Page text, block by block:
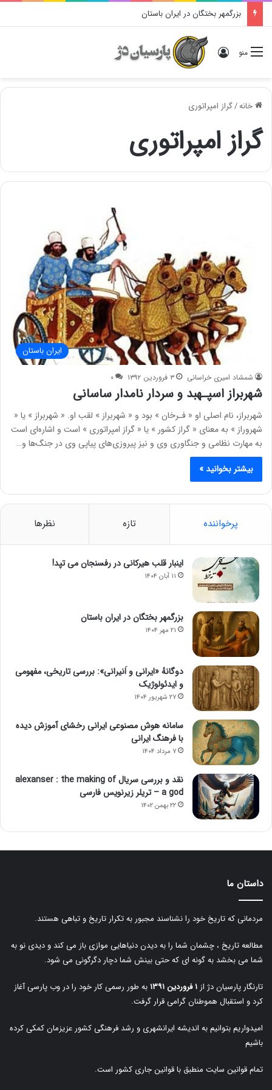
بزرگمهر بختگان در ایران باستان
منو ورود
خانه/گراز امپراتوری
گراز امپراتوری
ایران باستان
شمشاد امیری خراسانی ۳ فروردین ۱۳۹۲ ۰
شهربراز اسپـهبد و سردار نامدار ساسانی
شهربراز، نام اصلی او « فـرخان » بود و « شهربراز » لقب او. « شهربراز » یا «
شهروراز » به معنای « گراز کشور » یا « گراز امپراتوری » است و اشاره‌ای است
به مهارت نظامی و جنگاوری وی و نیز پیروزی‌های پیاپی وی در جنگ‌ها و…
بیشتر بخوانید »
پرخواننده تازه نظرها
اینبار قلب هیرکانی در رفسنجان می تپد!
۱۱ آبان ۱۴۰۴
بزرگمهر بختگان در ایران باستان
۲۱ مهر ۱۴۰۴
دوگانهٔ «ایرانی و اَنیرانی»: بررسی تاریخی، مفهومی
و ایدئولوژیک
۲۷ شهریور ۱۴۰۴
سامانه هوش مصنوعی ایرانی رخشای آموزش دیده
با فرهنگ ایرانی
۷ مرداد ۱۴۰۴
نقد و بررسی سریال alexanser : the making of
a god – تریلر زیرنویس فارسی
۲۲ بهمن ۱۴۰۲
داستان ما
مردمانی که تاریخ خود را نشناسند مجبور به تکرار تاریخ و تباهی هستند.
مطالعه تاریخ ، چشمان شما را به دیدن دنیاهایی موازی باز می کند و دیدی نو به
شما می بخشد به گونه ای که حتی بینش شما دچار دگرگونی می شود.
تارنگار پارسیان دژ از ۱ فروردین ۱۳۹۱
به طور رسمی کار خود را در وب پارسی آغاز
کرد و استقبال هموطنان گرامی قرار گرفت.
امیدواریم بتوانیم به اندیشه ایرانشهری و رشد فرهنگی کشور عزیزمان کمکی کرده
باشیم
تمام قوانین سایت منطبق با قوانین جاری کشور است.